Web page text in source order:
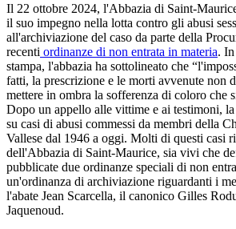
Il 22 ottobre 2024, l'Abbazia di Saint-
il suo impegno nella lotta contro gli abusi
all'archiviazione del caso da parte della
recenti ordinanze di non entrata in materia.
stampa, l'abbazia ha sottolineato che
fatti, la prescrizione e le morti avvenute non
mettere in ombra la sofferenza di coloro che
Dopo un appello alle vittime e ai testimoni,
su casi di abusi commessi da membri della
Vallese dal 1946 a oggi. Molti di questi casi
dell'Abbazia di Saint-Maurice, sia vivi che
pubblicate due ordinanze speciali di non
un'ordinanza di archiviazione riguardanti i
l'abate Jean Scarcella, il canonico Gilles
Jaquenoud.